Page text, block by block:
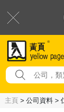
主頁 > 公司資料 >